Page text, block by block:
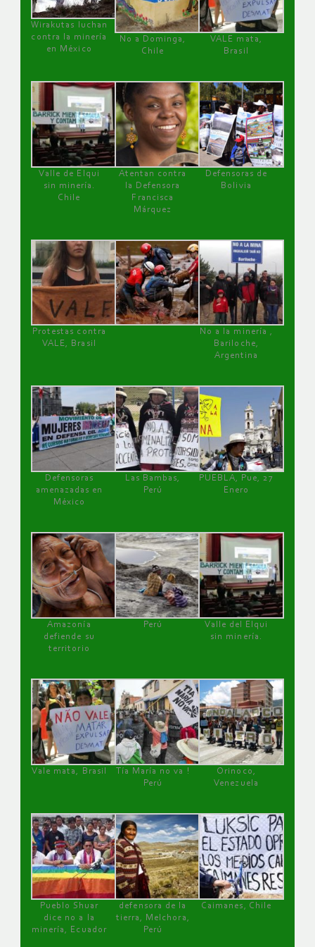
Wirakutas luchan
contra la minería
en México
No a Dominga,
Chile
VALE mata,
Brasil
Valle de Elqui
sin minería.
Chile
Atentan contra
la Defensora
Francisca
Márquez
Defensoras de
Bolivia
Protestas contra
VALE, Brasil
No a la minería ,
Bariloche,
Argentina
Defensoras
amenazadas en
México
Las Bambas,
Perú
PUEBLA, Pue, 27
Enero
Amazonía
defiende su
territorio
Perú
Valle del Elqui
sin minería.
Vale mata, Brasil
Tía María no va !
Perú
Orinoco,
Venezuela
Pueblo Shuar
dice no a la
minería, Ecuador
defensora de la
tierra, Melchora,
Perú
Caimanes, Chile